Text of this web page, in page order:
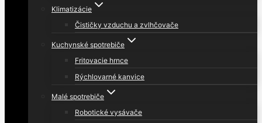
Klimatizácie
Čističky vzduchu a zvlhčovače
Kuchynské spotrebiče
Fritovacie hrnce
Rýchlovarné kanvice
Malé spotrebiče
Robotické vysávače